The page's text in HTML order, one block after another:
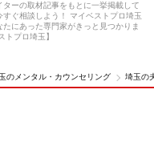
ーの取材記事をもとに一挙掲載して
ぐ相談しよう！ マイベストプロ埼玉
にあった専門家がきっと見つかりま
プロ埼玉】
のメンタル・カウンセリング 埼玉の